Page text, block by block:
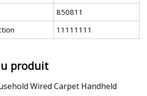
850811
11111111
produit